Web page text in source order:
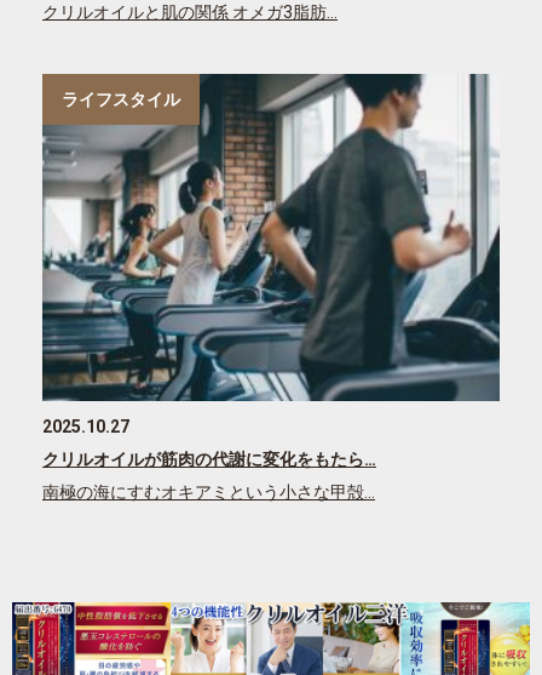
クリルオイルと肌の関係 オメガ3脂肪…
ライフスタイル
2025.10.27
クリルオイルが筋肉の代謝に変化をもたら…
南極の海にすむオキアミという小さな甲殻…